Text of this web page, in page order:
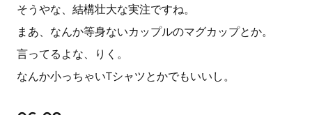
そうやな、結構壮大な実注ですね。
まあ、なんか等身ないカップルのマグカップとか。
言ってるよな、りく。
なんか小っちゃいTシャツとかでもいいし。